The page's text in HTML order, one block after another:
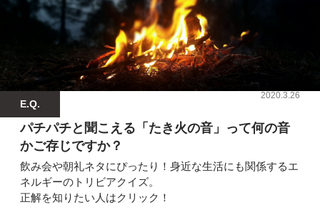
E.Q.
2020.3.26
パチパチと聞こえる「たき火の音」って何の音
かご存じですか？
飲み会や朝礼ネタにぴったり！身近な生活にも関係するエ
ネルギーのトリビアクイズ。
正解を知りたい人はクリック！